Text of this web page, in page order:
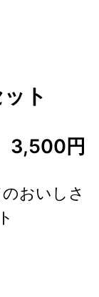
ト
おいしさ
3,500円